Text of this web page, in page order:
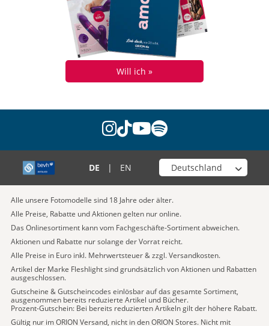
Will ich »
instagram
tiktok
youtube
spotify
DE | EN Wähle deinen Shop
Alle unsere Fotomodelle sind 18 Jahre oder älter.
Alle Preise, Rabatte und Aktionen gelten nur online.
Das Onlinesortiment kann vom Fachgeschäfte-Sortiment abweichen.
Aktionen und Rabatte nur solange der Vorrat reicht.
Alle Preise in Euro inkl. Mehrwertsteuer & zzgl. Versandkosten.
Artikel der Marke Fleshlight sind grundsätzlich von Aktionen und Rabatten
ausgeschlossen.
Gutscheine & Gutscheincodes einlösbar auf das gesamte Sortiment,
ausgenommen bereits reduzierte Artikel und Bücher.
Prozent-Gutschein: Bei bereits reduzierten Artikeln gilt der höhere Rabatt.
Gültig nur im ORION Versand, nicht in den ORION Stores. Nicht mit